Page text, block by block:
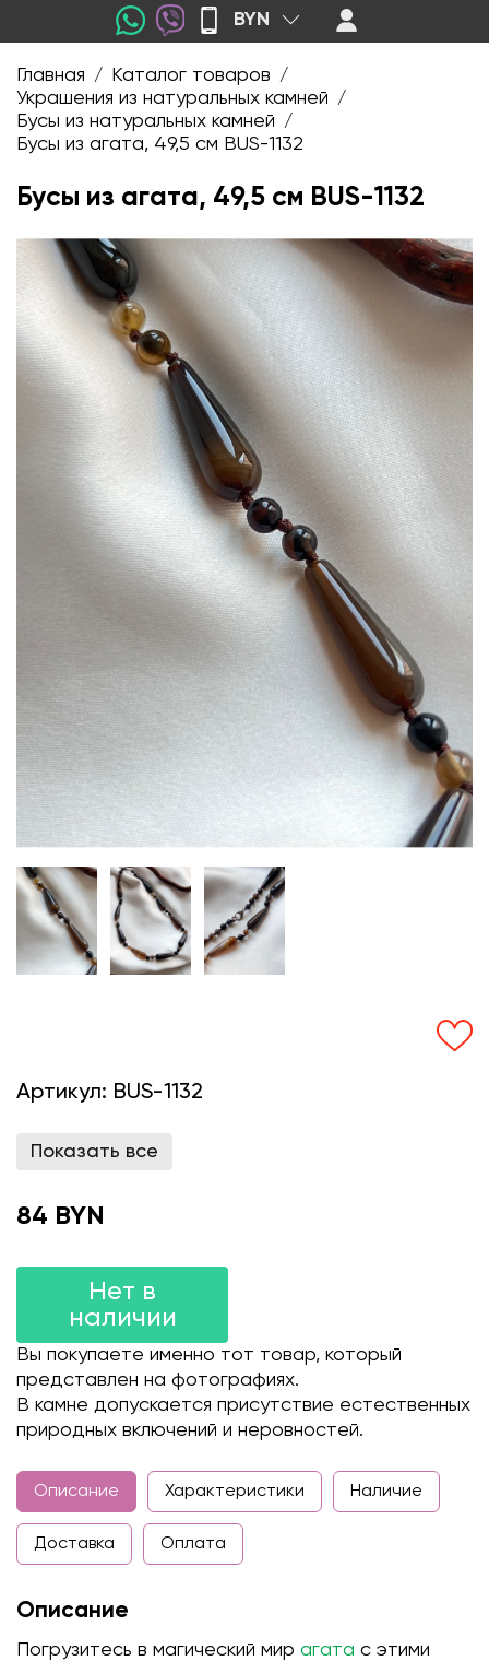
BYN
Главная / Каталог товаров /
Украшения из натуральных камней /
Бусы из натуральных камней /
Бусы из агата, 49,5 см BUS-1132
Бусы из агата, 49,5 см BUS-1132
Артикул: BUS-1132
Показать все
84 BYN
Нет в
наличии
Вы покупаете именно тот товар, который
представлен на фотографиях.
В камне допускается присутствие естественных
природных включений и неровностей.
Описание Характеристики Наличие
Доставка Оплата
Описание
Погрузитесь в магический мир агата с этими